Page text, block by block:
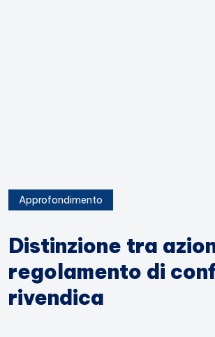
Approfondimento
Distinzione tra
regolamento di
rivendica